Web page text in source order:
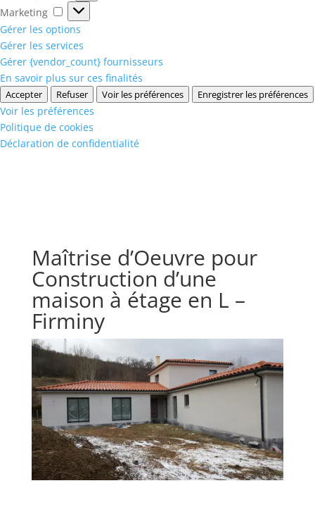
Marketing
Marketing
Gérer les options
Gérer les services
Gérer {vendor_count} fournisseurs
En savoir plus sur ces finalités
Accepter Refuser Voir les préférences Enregistrer les préférences
Voir les préférences
Politique de cookies
Déclaration de confidentialité
Maîtrise d’Oeuvre pour
Construction d’une
maison à étage en L –
Firminy